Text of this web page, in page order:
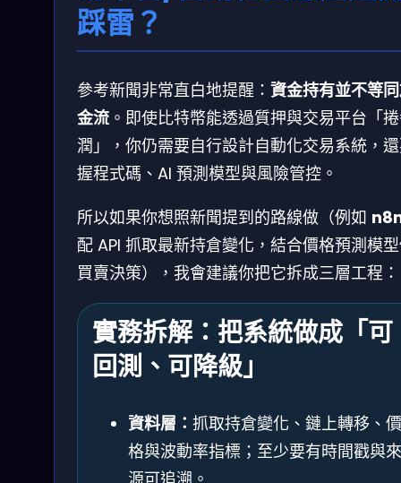
踩雷？
參考新聞非常直白地提醒： 資金持有並不等
金流 。即使比特幣能透過質押與交易平台「
潤」，你仍需要自行設計自動化交易系統，
握程式碼、AI 預測模型與風險管控。
所以如果你想照新聞提到的路線做（例如
配 API 抓取最新持倉變化，結合價格預測模
買賣決策），我會建議你把它拆成三層工程：
實務拆解：把系統做成「可
回測、可降級」
資料層： 抓取持倉變化、鏈上轉移、價
格與波動率指標；至少要有時間戳與來